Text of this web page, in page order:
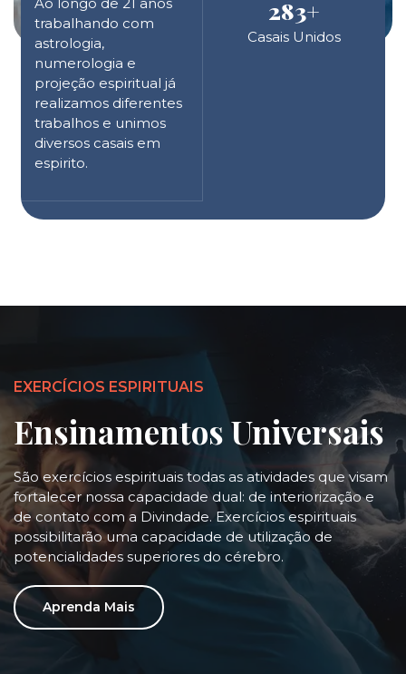
trabalhando com
astrologia,
numerologia e
projeção espiritual já
realizamos diferentes
trabalhos e unimos
diversos casais em
espirito.
283+
Casais Unidos
EXERCÍCIOS ESPIRITUAIS
Ensinamentos Universais
São exercícios espirituais todas as atividades que visam
fortalecer nossa capacidade dual: de interiorização e
de contato com a Divindade. Exercícios espirituais
possibilitarão uma capacidade de utilização de
potencialidades superiores do cérebro.
Aprenda Mais